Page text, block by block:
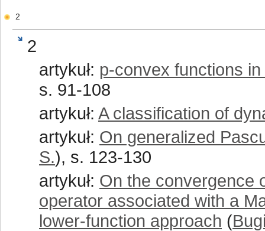
2
2
artykuł: p-convex functions
s. 91-108
artykuł: A classification of
artykuł: On generalized
S.), s. 123-130
artykuł: On the convergence
operator associated with a
lower-function approach (